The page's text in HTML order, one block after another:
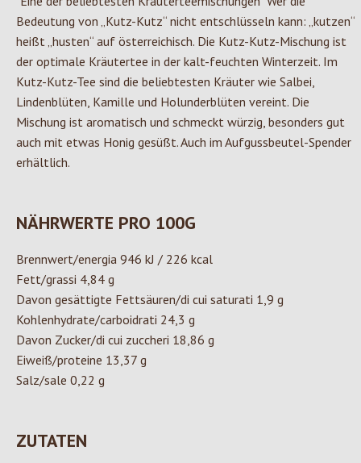
Bedeutung von „Kutz-Kutz“ nicht entschlüsseln kann: „kutzen“
heißt „husten“ auf österreichisch. Die Kutz-Kutz-Mischung ist
der optimale Kräutertee in der kalt-feuchten Winterzeit. Im
Kutz-Kutz-Tee sind die beliebtesten Kräuter wie Salbei,
Lindenblüten, Kamille und Holunderblüten vereint. Die
Mischung ist aromatisch und schmeckt würzig, besonders gut
auch mit etwas Honig gesüßt. Auch im Aufgussbeutel-Spender
erhältlich.
NÄHRWERTE PRO 100G
Brennwert/energia 946 kJ / 226 kcal
Fett/grassi 4,84 g
Davon gesättigte Fettsäuren/di cui saturati 1,9 g
Kohlenhydrate/carboidrati 24,3 g
Davon Zucker/di cui zuccheri 18,86 g
Eiweiß/proteine 13,37 g
Salz/sale 0,22 g
ZUTATEN